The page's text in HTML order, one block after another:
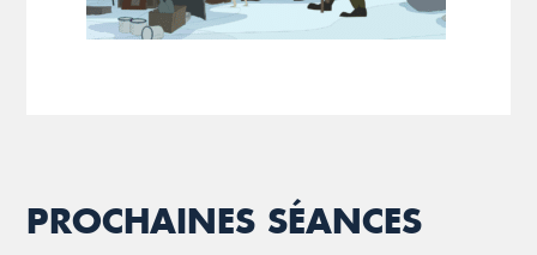
PROCHAINES SÉANCES